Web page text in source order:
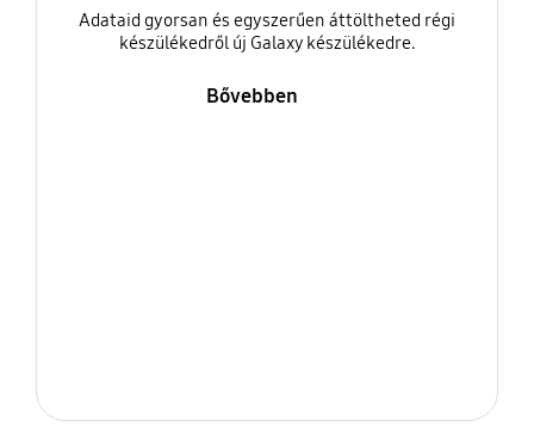
Adataid gyorsan és egyszerűen áttöltheted régi
készülékedről új Galaxy készülékedre.
Bővebben